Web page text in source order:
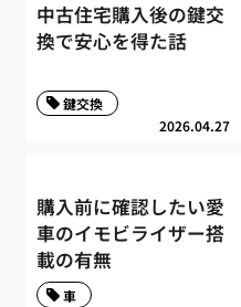
中古住宅購入後の鍵交
換で安心を得た話
2026.04.27
鍵交換
購入前に確認したい愛
車のイモビライザー搭
載の有無
車